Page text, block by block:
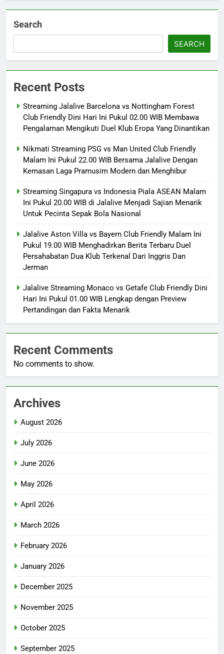
Search
SEARCH
Recent Posts
Streaming Jalalive Barcelona vs Nottingham Forest
Club Friendly Dini Hari Ini Pukul 02.00 WIB Membawa
Pengalaman Mengikuti Duel Klub Eropa Yang Dinantikan
Nikmati Streaming PSG vs Man United Club Friendly
Malam Ini Pukul 22.00 WIB Bersama Jalalive Dengan
Kemasan Laga Pramusim Modern dan Menghibur
Streaming Singapura vs Indonesia Piala ASEAN Malam
Ini Pukul 20.00 WIB di Jalalive Menjadi Sajian Menarik
Untuk Pecinta Sepak Bola Nasional
Jalalive Aston Villa vs Bayern Club Friendly Malam Ini
Pukul 19.00 WIB Menghadirkan Berita Terbaru Duel
Persahabatan Dua Klub Terkenal Dari Inggris Dan
Jerman
Jalalive Streaming Monaco vs Getafe Club Friendly Dini
Hari Ini Pukul 01.00 WIB Lengkap dengan Preview
Pertandingan dan Fakta Menarik
Recent Comments
No comments to show.
Archives
August 2026
July 2026
June 2026
May 2026
April 2026
March 2026
February 2026
January 2026
December 2025
November 2025
October 2025
September 2025